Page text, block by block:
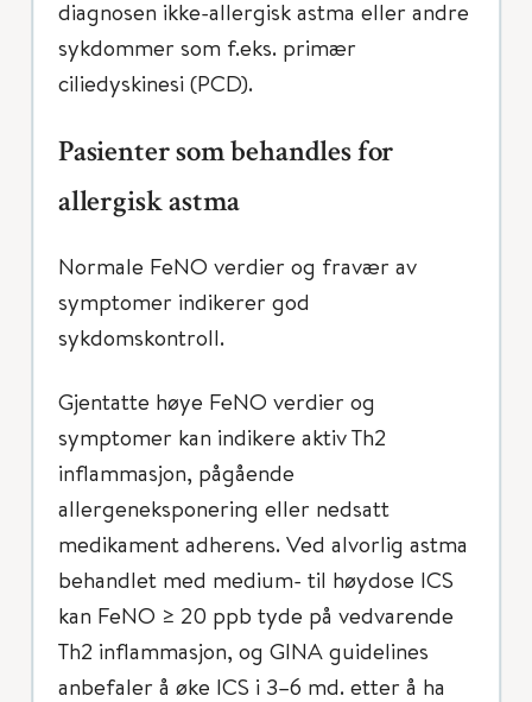
diagnosen ikke-allergisk astma eller andre
sykdommer som f.eks. primær
ciliedyskinesi (PCD).
Pasienter som behandles for
allergisk astma
Normale FeNO verdier og fravær av
symptomer indikerer god
sykdomskontroll.
Gjentatte høye FeNO verdier og
symptomer kan indikere aktiv Th2
inflammasjon, pågående
allergeneksponering eller nedsatt
medikament adherens. Ved alvorlig astma
behandlet med medium- til høydose ICS
kan FeNO ≥ 20 ppb tyde på vedvarende
Th2 inflammasjon, og GINA guidelines
anbefaler å øke ICS i 3–6 md. etter å ha